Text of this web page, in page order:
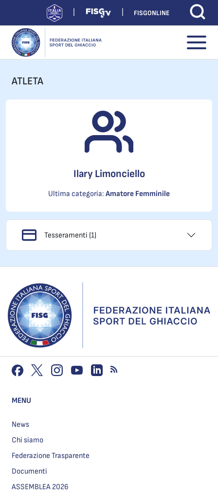
FISGONLINE
ATLETA
Ilary Limonciello
Ultima categoria: Amatore Femminile
Tesseramenti (1)
MENU
News
Chi siamo
Federazione Trasparente
Documenti
ASSEMBLEA 2026